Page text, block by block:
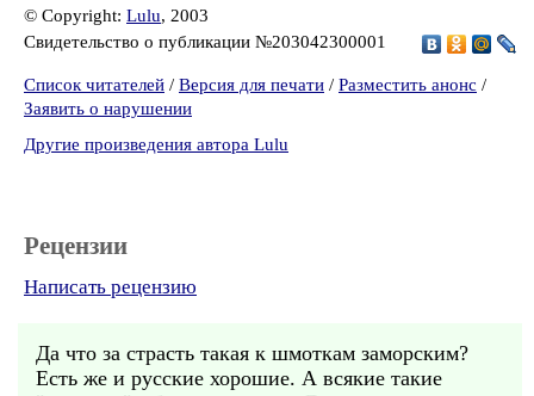
© Copyright: Lulu, 2003
Свидетельство о публикации №203042300001
Список читателей / Версия для печати / Разместить анонс /
Заявить о нарушении
Другие произведения автора Lulu
Рецензии
Написать рецензию
Да что за страсть такая к шмоткам заморским?
Есть же и русские хорошие. А всякие такие